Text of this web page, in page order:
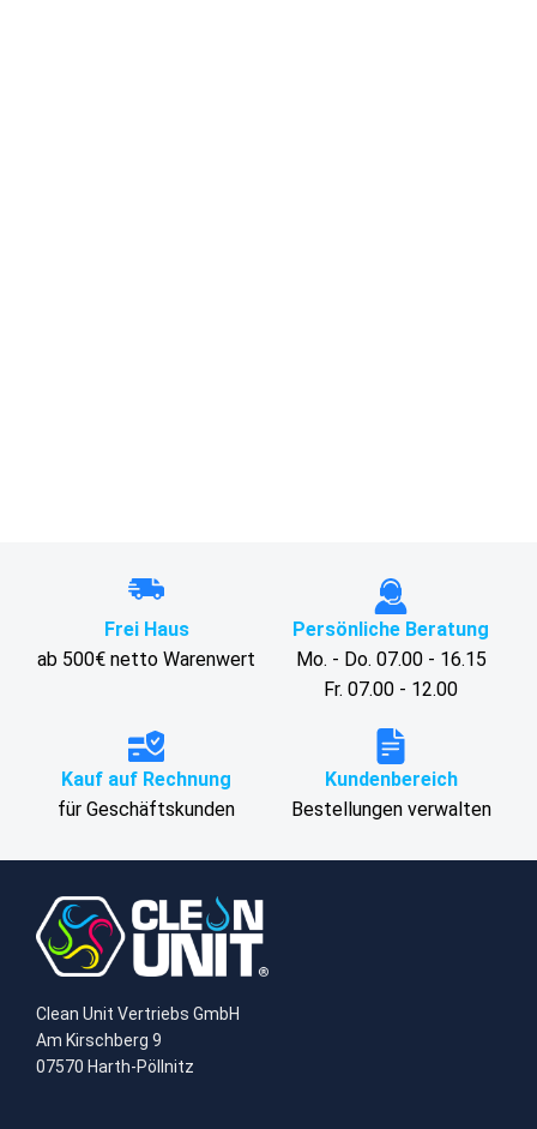
Frei Haus
ab 500€ netto Warenwert
Persönliche Beratung
Mo. - Do. 07.00 - 16.15
Fr. 07.00 - 12.00
Kauf auf Rechnung
für Geschäftskunden
Kundenbereich
Bestellungen verwalten
Clean Unit Vertriebs GmbH
Am Kirschberg 9
07570 Harth-Pöllnitz